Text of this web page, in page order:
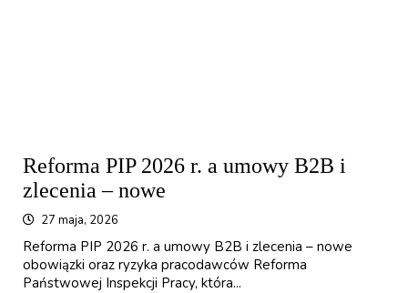
Reforma PIP 2026 r. a umowy B2B i
zlecenia – nowe
27 maja, 2026
Reforma PIP 2026 r. a umowy B2B i zlecenia – nowe
obowiązki oraz ryzyka pracodawców Reforma
Państwowej Inspekcji Pracy, która...